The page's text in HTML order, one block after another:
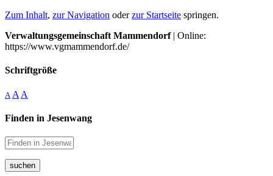
Zum Inhalt, zur Navigation oderzur Startseite springen.
Verwaltungsgemeinschaft Mammendorf| Online:
https://www.vgmammendorf.de/
Schriftgröße
A A A
Finden in Jesenwang
suchen